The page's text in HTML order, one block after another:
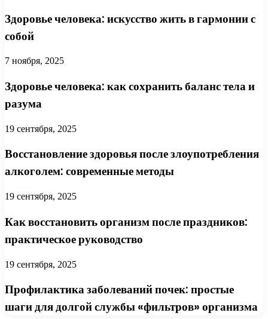
Здоровье человека: искусство жить в гармонии с
собой
7 ноября, 2025
Здоровье человека: как сохранить баланс тела и
разума
19 сентября, 2025
Восстановление здоровья после злоупотребления
алкоголем: современные методы
19 сентября, 2025
Как восстановить организм после праздников:
практическое руководство
19 сентября, 2025
Профилактика заболеваний почек: простые
шаги для долгой службы «фильтров» организма